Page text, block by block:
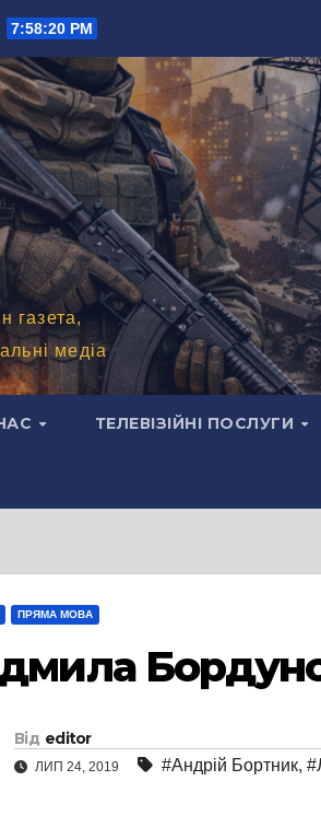
7:58:22 PM
газета,
медіа
ТЕЛЕВІЗІЙНІ ПОСЛУГИ
ПРЯМА МОВА
Від editor
ЛИП 24, 2019 #Андрій Бортник,